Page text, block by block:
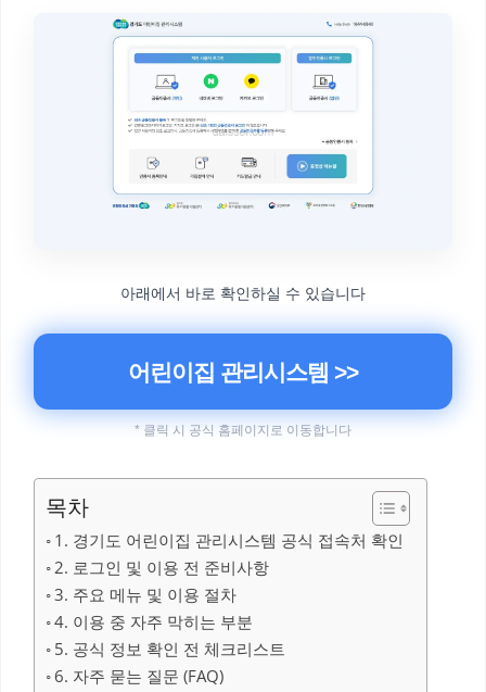
아래에서 바로 확인하실 수 있습니다
어린이집 관리시스템 >>
* 클릭 시 공식 홈페이지로 이동합니다
목차
1. 경기도 어린이집 관리시스템 공식 접속처 확인
2. 로그인 및 이용 전 준비사항
3. 주요 메뉴 및 이용 절차
4. 이용 중 자주 막히는 부분
5. 공식 정보 확인 전 체크리스트
6. 자주 묻는 질문 (FAQ)